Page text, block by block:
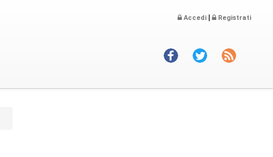
Accedi | Registrati